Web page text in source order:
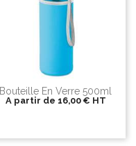
Bouteille En Verre 500ml
A partir de 16,00 € HT